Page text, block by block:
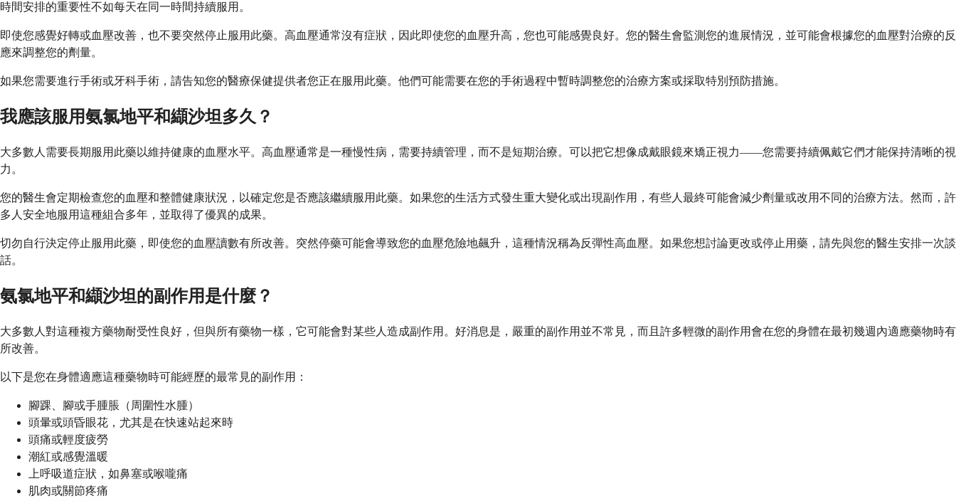
時間安排的重要性不如每天在同一時間持續服用。
即使您感覺好轉或血壓改善，也不要突然停止服用此藥。高血壓通常沒有症狀，因此即使您的血壓升高，您也可能感覺良好。您的醫生會監測您的進展情況，並可能會根據您的血壓對治療的反
應來調整您的劑量。
如果您需要進行手術或牙科手術，請告知您的醫療保健提供者您正在服用此藥。他們可能需要在您的手術過程中暫時調整您的治療方案或採取特別預防措施。
我應該服用氨氯地平和纈沙坦多久？
大多數人需要長期服用此藥以維持健康的血壓水平。高血壓通常是一種慢性病，需要持續管理，而不是短期治療。可以把它想像成戴眼鏡來矯正視力——您需要持續佩戴它們才能保持清晰的視
力。
您的醫生會定期檢查您的血壓和整體健康狀況，以確定您是否應該繼續服用此藥。如果您的生活方式發生重大變化或出現副作用，有些人最終可能會減少劑量或改用不同的治療方法。然而，許
多人安全地服用這種組合多年，並取得了優異的成果。
切勿自行決定停止服用此藥，即使您的血壓讀數有所改善。突然停藥可能會導致您的血壓危險地飆升，這種情況稱為反彈性高血壓。如果您想討論更改或停止用藥，請先與您的醫生安排一次談
話。
氨氯地平和纈沙坦的副作用是什麼？
大多數人對這種複方藥物耐受性良好，但與所有藥物一樣，它可能會對某些人造成副作用。好消息是，嚴重的副作用並不常見，而且許多輕微的副作用會在您的身體在最初幾週內適應藥物時有
所改善。
以下是您在身體適應這種藥物時可能經歷的最常見的副作用：
腳踝、腳或手腫脹（周圍性水腫）
頭暈或頭昏眼花，尤其是在快速站起來時
頭痛或輕度疲勞
潮紅或感覺溫暖
上呼吸道症狀，如鼻塞或喉嚨痛
肌肉或關節疼痛